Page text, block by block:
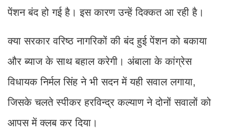
पेंशन बंद हो गई है। इस कारण उन्हें दिक्कत आ रही है।
क्या सरकार वरिष्ठ नागरिकों की बंद हुई पेंशन को बकाया
और ब्याज के साथ बहाल करेगी। अंबाला के कांग्रेस
विधायक निर्मल सिंह ने भी सदन में यही सवाल लगाया,
जिसके चलते स्पीकर हरविन्द्र कल्याण ने दोनों सवालों को
आपस में क्लब कर दिया।